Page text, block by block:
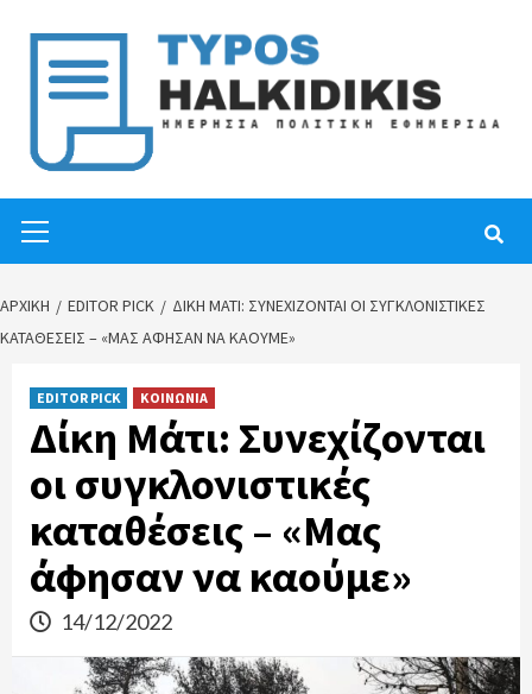
content
Menu
ΑΡΧΙΚΉ EDITOR PICK
ΔΊΚΗ ΜΆΤΙ: ΣΥΝΕΧΊΖΟΝΤΑΙ ΟΙ ΣΥΓΚΛΟΝΙΣΤΙΚΈΣ
ΚΑΤΑΘΈΣΕΙΣ – «ΜΑΣ ΆΦΗΣΑΝ ΝΑ ΚΑΟΎΜΕ»
EDITOR PICK ΚΟΙΝΩΝΙΑ
Δίκη Μάτι: Συνεχίζονται
οι συγκλονιστικές
καταθέσεις – «Μας
άφησαν να καούμε»
14/12/2022